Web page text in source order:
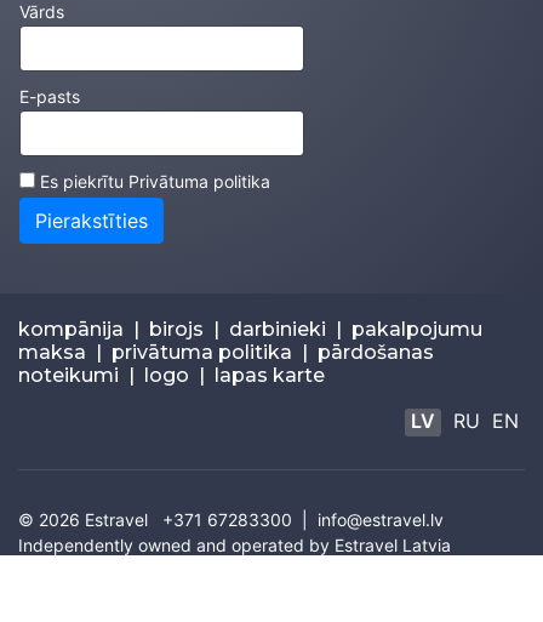
Vārds
E-pasts
Es piekrītu Privātuma politika
Pierakstīties
kompānija | birojs | darbinieki | pakalpojumu
maksa | privātuma politika | pārdošanas
noteikumi | logo | lapas karte
LV RU EN
© 2026 Estravel +371 67283300 | info@estravel.lv
Independently owned and operated by Estravel Latvia